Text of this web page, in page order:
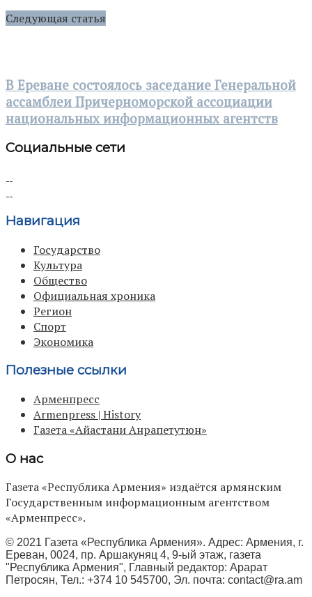
Следующая статья
В Ереване состоялось заседание Генеральной
ассамблеи Причерноморской ассоциации
национальных информационных агентств
Социальные сети
Навигация
Государство
Культура
Общество
Официальная хроника
Регион
Спорт
Экономика
Полезные ссылки
Арменпресс
Armenpress | History
Газета «Айастани Анрапетутюн»
О нас
Газета «Республика Армения» издаётся армянским
Государственным информационным агентством
«Арменпресс».
© 2021 Газета «Республика Армения». Адрес: Армения, г.
Ереван, 0024, пр. Аршакуняц 4, 9-ый этаж, газета
"Республика Армения", Главный редактор: Арарат
Петросян, Тел.: +374 10 545700, Эл. почта: contact@ra.am